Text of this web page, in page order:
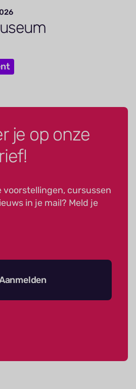
je op onze
voorstellingen, cursussen
in je mail? Meld je